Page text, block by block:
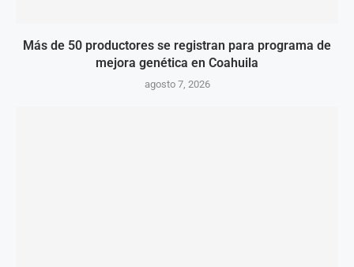
Más de 50 productores se registran para programa de
mejora genética en Coahuila
agosto 7, 2026